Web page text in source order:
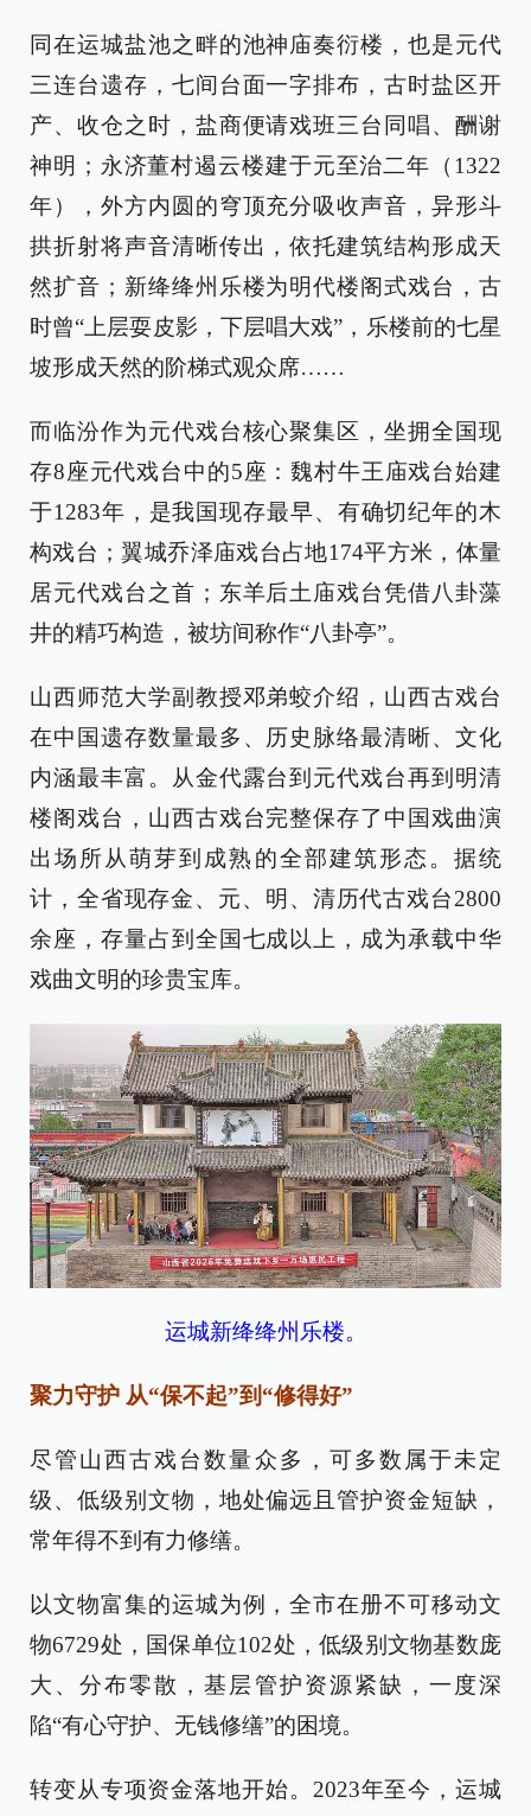
同在运城盐池之畔的池神庙奏衍楼，也是元代
三连台遗存，七间台面一字排布，古时盐区开
产、收仓之时，盐商便请戏班三台同唱、酬谢
神明；永济董村遏云楼建于元至治二年（1322
年），外方内圆的穹顶充分吸收声音，异形斗
拱折射将声音清晰传出，依托建筑结构形成天
然扩音；新绛绛州乐楼为明代楼阁式戏台，古
时曾“上层耍皮影，下层唱大戏”，乐楼前的七星
坡形成天然的阶梯式观众席……
而临汾作为元代戏台核心聚集区，坐拥全国现
存8座元代戏台中的5座：魏村牛王庙戏台始建
于1283年，是我国现存最早、有确切纪年的木
构戏台；翼城乔泽庙戏台占地174平方米，体量
居元代戏台之首；东羊后土庙戏台凭借八卦藻
井的精巧构造，被坊间称作“八卦亭”。
山西师范大学副教授邓弟蛟介绍，山西古戏台
在中国遗存数量最多、历史脉络最清晰、文化
内涵最丰富。从金代露台到元代戏台再到明清
楼阁戏台，山西古戏台完整保存了中国戏曲演
出场所从萌芽到成熟的全部建筑形态。据统
计，全省现存金、元、明、清历代古戏台2800
余座，存量占到全国七成以上，成为承载中华
戏曲文明的珍贵宝库。
运城新绛绛州乐楼。
聚力守护 从“保不起”到“修得好”
尽管山西古戏台数量众多，可多数属于未定
级、低级别文物，地处偏远且管护资金短缺，
常年得不到有力修缮。
以文物富集的运城为例，全市在册不可移动文
物6729处，国保单位102处，低级别文物基数庞
大、分布零散，基层管护资源紧缺，一度深
陷“有心守护、无钱修缮”的困境。
转变从专项资金落地开始。2023年至今，运城